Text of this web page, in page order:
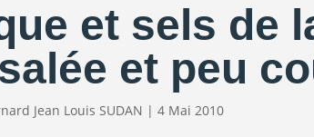
et sels de
et peu
Jean Louis SUDAN | 4 Mai 2010